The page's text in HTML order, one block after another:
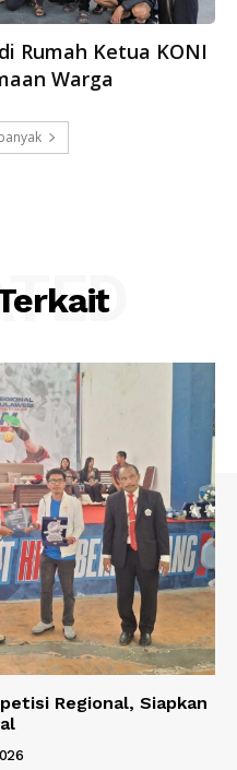
Rumah Ketua KONI
Warga
Regional, Siapkan